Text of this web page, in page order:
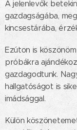
A jelenlevők
gazdagságába,
kincsestárába,
Ezúton is
próbákra
gazdagodtunk.
hallgatóságot is
imádsággal.
Külön